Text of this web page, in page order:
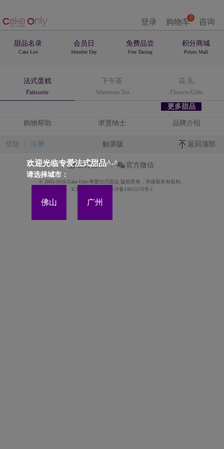
登录 0
购物车 咨询
甜品名录
Cake List
会员日
Member Day
免费品尝
Free Tasting
积分商城
Points Mall
法式蛋糕
Patisserie
下午茶
Afternoon Tea
花.礼
Flowers/Gifts
更多甜品
欢迎光临专爱法式甜品^-^
请选择城市：
佛山 广州
购物帮助 求贤纳士 品牌介绍
登陆 注册 触屏版 返回顶部
官方微博 官方微信
© 2005-2026 Cake Only專愛法式甜品 版权所有，并保留所有权利。
ICP备案证书号:粤ICP备14015570号-1